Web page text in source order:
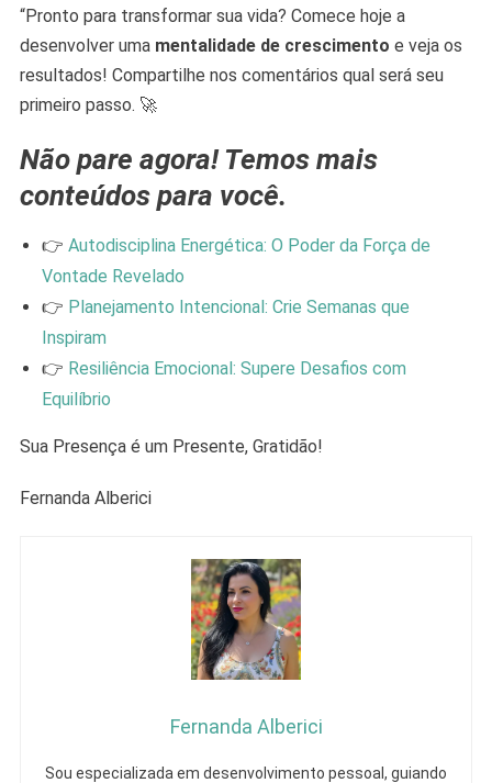
“Pronto para transformar sua vida? Comece hoje a
desenvolver uma mentalidade de crescimento e veja os
resultados! Compartilhe nos comentários qual será seu
primeiro passo. 🚀
Não pare agora! Temos mais
conteúdos para você.
👉 Autodisciplina Energética: O Poder da Força de
Vontade Revelado
👉 Planejamento Intencional: Crie Semanas que
Inspiram
👉 Resiliência Emocional: Supere Desafios com
Equilíbrio
Sua Presença é um Presente, Gratidão!
Fernanda Alberici
Fernanda Alberici
Sou especializada em desenvolvimento pessoal, guiando